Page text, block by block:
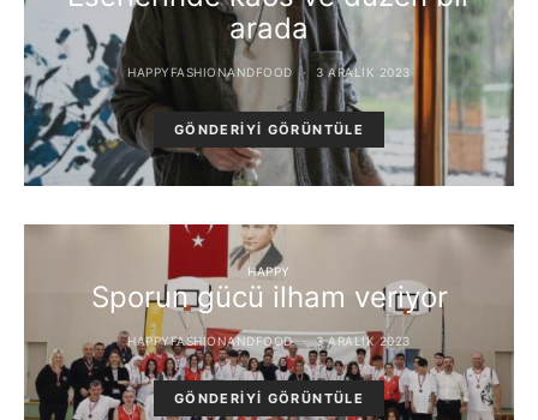
arada
HAPPYFASHIONANDFOOD 3 ARALIK 2023
GÖNDERIYI GÖRÜNTÜLE
HAPPY
Sporun gücü ilham veriyor
HAPPYFASHIONANDFOOD 3 ARALIK 2023
GÖNDERIYI GÖRÜNTÜLE